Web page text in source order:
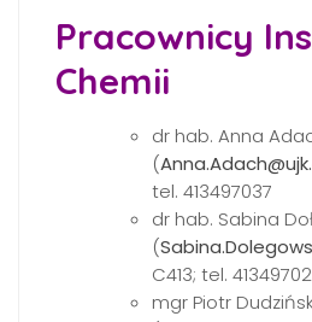
Pracownicy
Chemii
dr hab. Anna
(
tel. 413497037
dr hab. Sabina
(
C413; tel.
mgr Piotr